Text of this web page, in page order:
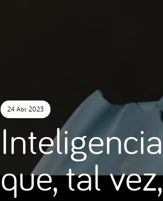
24 Abr. 2023
que, tal